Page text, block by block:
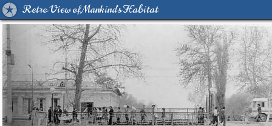
Retro View of Mankind's Habitat